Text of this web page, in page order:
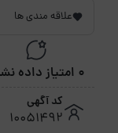
علاقه مندی ها
0 امتیاز داده نشده
کد آگهی
10051492